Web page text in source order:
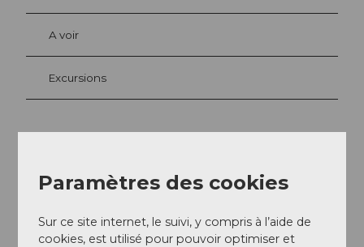
A voir
Excursions
Art Deco Hotel Montana
6004
Luzern
+41 41 419 00 00
Paramètres des cookies
Sur ce site internet, le suivi, y compris à l’aide de
cookies, est utilisé pour pouvoir optimiser et